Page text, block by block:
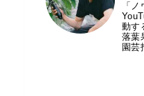
「
動す
落葉
園芸